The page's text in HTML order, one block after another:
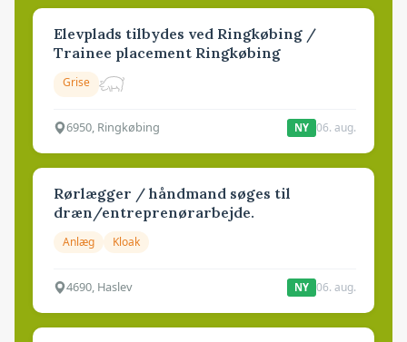
Elevplads tilbydes ved Ringkøbing /
Trainee placement Ringkøbing
Grise
6950, Ringkøbing NY 06. aug.
Rørlægger / håndmand søges til
dræn/entreprenørarbejde.
Anlæg Kloak
4690, Haslev NY 06. aug.